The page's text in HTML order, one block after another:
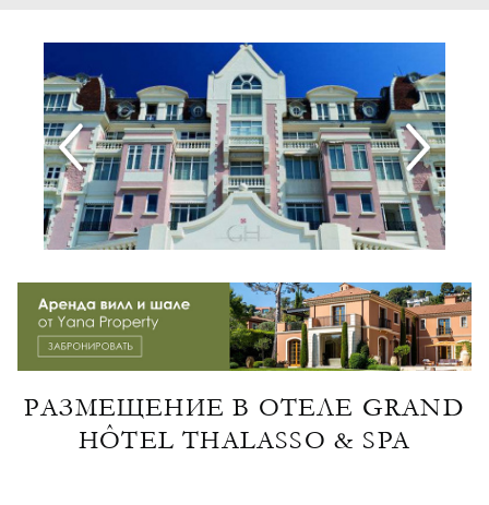
РАЗМЕЩЕНИЕ В ОТЕЛЕ GRAND
HÔTEL THALASSO & SPA